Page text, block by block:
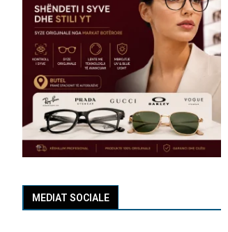
MEDIAT SOCIALE